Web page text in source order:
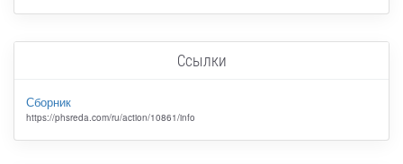
Ссылки
Сборник
https://phsreda.com/ru/action/10861/info